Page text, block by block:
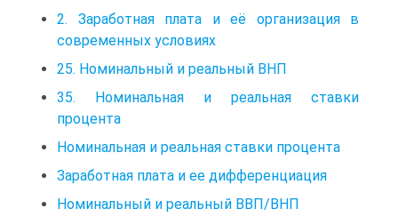
2. Заработная плата и её организация в
современных условиях
25. Номинальный и реальный ВНП
35. Номинальная и реальная ставки
процента
Номинальная и реальная ставки процента
Заработная плата и ее дифференциация
Номинальный и реальный ВВП/ВНП